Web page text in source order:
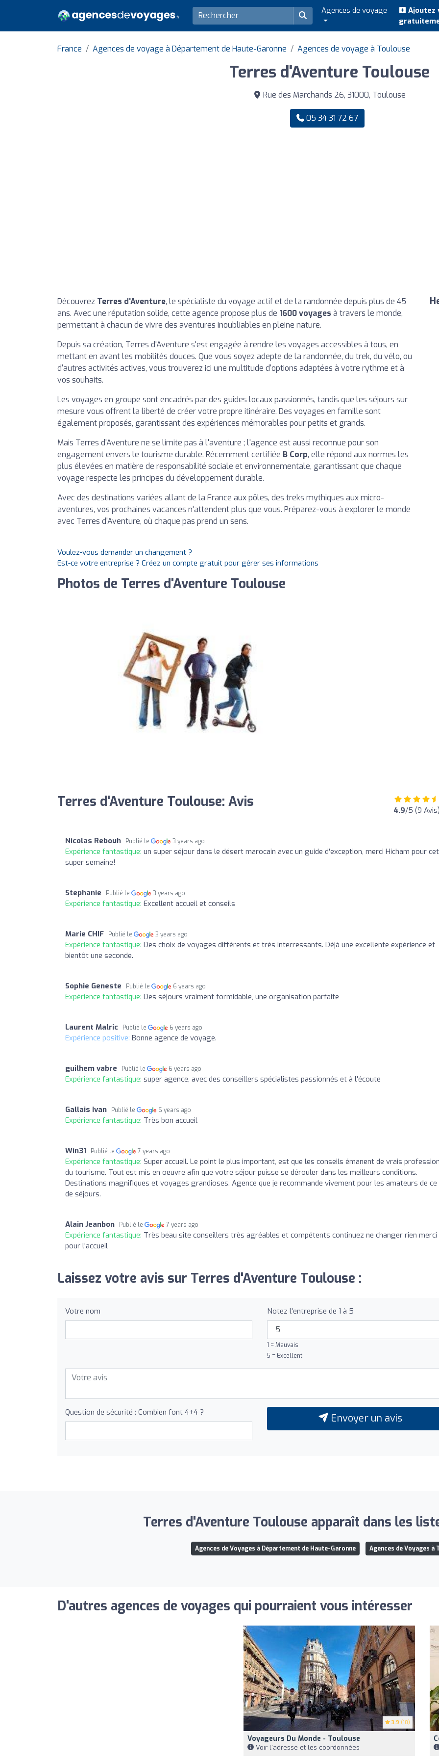
Agences de voyage
Ajoutez
France Agences de voyage à Département de Haute-Garonne Agences de voyage à Toulouse
Terres d'Aventure Toulouse
Rue des Marchands 26, 31000, Toulouse
05 34 31 72 67
Découvrez Terres d'Aventure, le spécialiste du voyage actif et de la randonnée depuis plus de 45
ans. Avec une réputation solide, cette agence propose plus de 1600 voyages à travers le monde,
permettant à chacun de vivre des aventures inoubliables en pleine nature.
Depuis sa création, Terres d'Aventure s'est engagée à rendre les voyages accessibles à tous, en
mettant en avant les mobilités douces. Que vous soyez adepte de la randonnée, du trek, du vélo, ou
d'autres activités actives, vous trouverez ici une multitude d'options adaptées à votre rythme et à
vos souhaits.
Les voyages en groupe sont encadrés par des guides locaux passionnés, tandis que les séjours sur
mesure vous offrent la liberté de créer votre propre itinéraire. Des voyages en famille sont
également proposés, garantissant des expériences mémorables pour petits et grands.
Mais Terres d'Aventure ne se limite pas à l'aventure ; l'agence est aussi reconnue pour son
engagement envers le tourisme durable. Récemment certifiée B Corp, elle répond aux normes les
plus élevées en matière de responsabilité sociale et environnementale, garantissant que chaque
voyage respecte les principes du développement durable.
Avec des destinations variées allant de la France aux pôles, des treks mythiques aux micro-
aventures, vos prochaines vacances n'attendent plus que vous. Préparez-vous à explorer le monde
avec Terres d'Aventure, où chaque pas prend un sens.
Voulez-vous demander un changement ?
Est-ce votre entreprise ? Créez un compte gratuit pour gérer ses informations
Photos de Terres d'Aventure Toulouse
Terres d'Aventure Toulouse: Avis 4.9/5 (9 Avis)
Nicolas Rebouh Publié le 3 years ago
Expérience fantastique: un super séjour dans le désert marocain avec un guide d'exception, merci Hicham pour
super semaine!
Stephanie Publié le 3 years ago
Expérience fantastique: Excellent accueil et conseils
Marie CHIF Publié le 3 years ago
Expérience fantastique: Des choix de voyages différents et très interressants. Déjà une excellente expérience et
bientôt une seconde.
Sophie Geneste Publié le 6 years ago
Expérience fantastique: Des séjours vraiment formidable, une organisation parfaite
Laurent Malric Publié le 6 years ago
Expérience positive: Bonne agence de voyage.
guilhem vabre Publié le 6 years ago
Expérience fantastique: super agence, avec des conseillers spécialistes passionnés et à l'écoute
Gallais Ivan Publié le 6 years ago
Expérience fantastique: Très bon accueil
Win31 Publié le 7 years ago
Expérience fantastique: Super accueil. Le point le plus important, est que les conseils émanent de vrais
du tourisme. Tout est mis en oeuvre afin que votre séjour puisse se dérouler dans les meilleurs conditions.
Destinations magnifiques et voyages grandioses. Agence que je recommande vivement pour les amateurs de ce
de séjours.
Alain Jeanbon Publié le 7 years ago
Expérience fantastique: Très beau site conseillers très agréables et compétents continuez ne changer rien merci
pour l'accueil
Laissez votre avis sur Terres d'Aventure Toulouse :
Votre nom Notez l'entreprise de 1 à 5
1 = Mauvais
5 = Excellent
Question de sécurité : Combien font 4+4 ? Envoyer un avis
Terres d'Aventure Toulouse apparaît dans les
Agences de Voyages à Département de Haute-Garonne Agences de Voyages à
D'autres agences de voyages qui pourraient vous intéresser
3.9 (10)
Voyageurs Du Monde - Toulouse
Voir l'adresse et les coordonnées